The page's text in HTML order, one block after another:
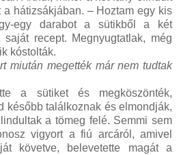
a hátizsákjában. – Hoztam egy kis
egy darabot a sütikből a két
recept. Megnyugtatlak, még
kóstolták.
miután megették már nem tudtak
a sütiket és megköszönték,
később találkoznak és elmondják,
a tömeg felé. Semmi sem
vigyort a fiú arcáról, amivel
követve, belevetette magát a